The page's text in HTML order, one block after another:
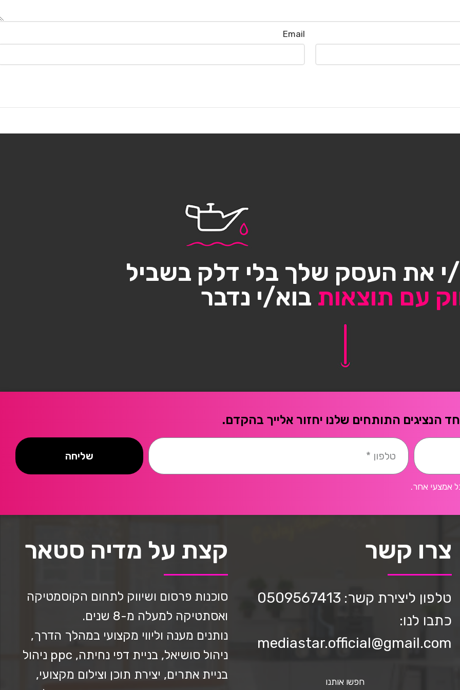
Email
את העסק שלך בלי דלק בשביל
עם תוצאות בוא/י נדבר
הנציגים התותחים שלנו יחזור אלייך בהקדם.
שליחה
אמצעי אחר.
צרו קשר
טלפון ליצירת קשר: 0509567413
כתבו לנו:
mediastar.official@gmail.com
חפשו אותנו
קצת על מדיה סטאר
סוכנות פרסום ושיווק לתחום הקוסמטיקה
ואסתטיקה למעלה מ-8 שנים.
נותנים מענה וליווי מקצועי במהלך הדרך,
ניהול סושיאל, בניית דפי נחיתה, ppc ניהול
בניית אתרים, יצירת תוכן וצילום מקצועי,